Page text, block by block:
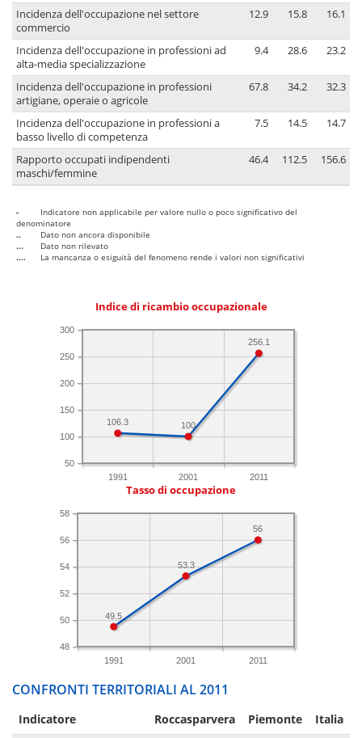
Incidenza dell'occupazione nel settore
commercio
12.9 15.8 16.1
Incidenza dell'occupazione in professioni ad
alta-media specializzazione
9.4 28.6 23.2
Incidenza dell'occupazione in professioni
artigiane, operaie o agricole
67.8 34.2 32.3
Incidenza dell'occupazione in professioni a
basso livello di competenza
7.5 14.5 14.7
Rapporto occupati indipendenti
maschi/femmine
46.4 112.5 156.6
-
Indicatore non applicabile per valore nullo o poco significativo del
denominatore
..
Dato non ancora disponibile
...
Dato non rilevato
....
La mancanza o esiguità del fenomeno rende i valori non significativi
Indice di ricambio occupazionale
1991 2001 2011
50
100
150
200
250
300
256.1
100
106.3
Tasso di occupazione
1991 2001 2011
48
50
52
54
56
58
56
53.3
49.5
CONFRONTI TERRITORIALI AL 2011
Indicatore Roccasparvera Piemonte Italia